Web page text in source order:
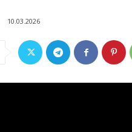
10.03.2026